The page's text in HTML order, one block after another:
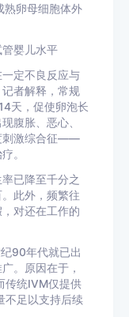
熟卵母细胞体外
婴儿水平
定不良反应与
者解释，常规
天，促使卵泡长
腹胀、恶心、
刺激综合征——
。
已降至千分之
此外，频繁往
对还在工作的
90年代就已出
。原因在于，
传统IVM仅提供
不足以支持后续